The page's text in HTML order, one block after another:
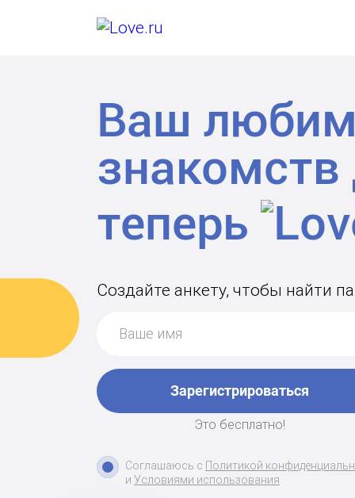
Ваш
знакомств
теперь
Создайте анкету, чтобы найти
Зарегистрироваться
Это бесплатно!
Соглашаюсь с Политикой
и Условиями использования